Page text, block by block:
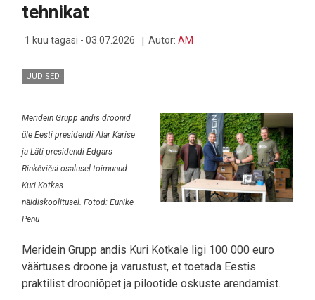
tehnikat
1 kuu tagasi - 03.07.2026 Autor: AM
UUDISED
Meridein Grupp andis droonid
üle Eesti presidendi Alar Karise
ja Läti presidendi Edgars
Rinkēvičsi osalusel toimunud
Kuri Kotkas
näidiskoolitusel. Fotod: Eunike
Penu
Meridein Grupp andis Kuri Kotkale ligi 100 000 euro
väärtuses droone ja varustust, et toetada Eestis
praktilist drooniõpet ja pilootide oskuste arendamist.